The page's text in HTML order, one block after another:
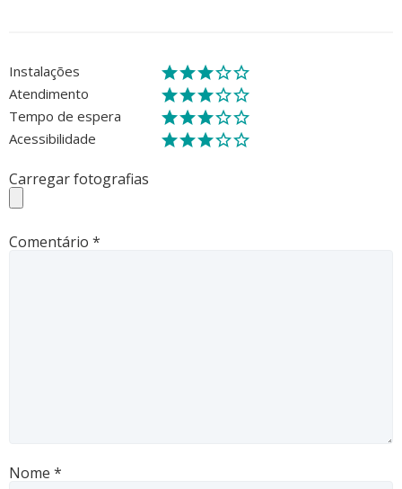
Instalações
Atendimento
Tempo de espera
Acessibilidade
Carregar fotografias
Comentário *
Nome *